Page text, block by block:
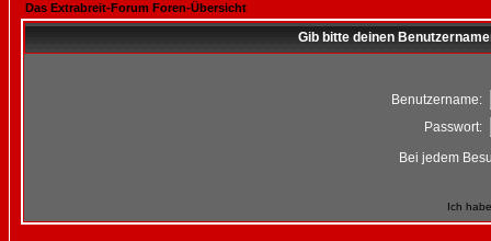
Das Extrabreit-Forum Foren-Übersicht
Gib bitte deinen
Benutzername:
Passwort:
Bei jedem
Ich